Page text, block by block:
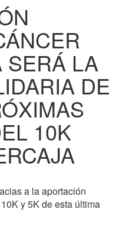
SERÁ LA
DE
10K
a la aportación
y 5K de esta última